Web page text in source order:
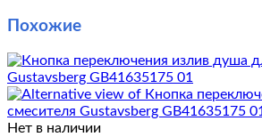
Похожие
Нет в наличии